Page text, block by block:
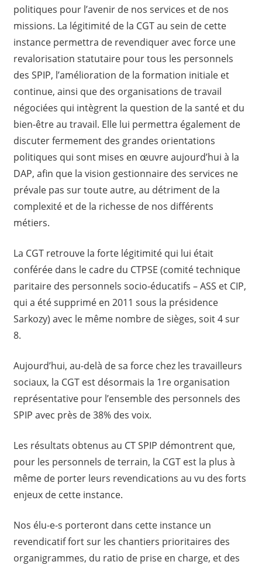
politiques pour l’avenir de nos services et de nos
missions. La légitimité de la CGT au sein de cette
instance permettra de revendiquer avec force une
revalorisation statutaire pour tous les personnels
des SPIP, l’amélioration de la formation initiale et
continue, ainsi que des organisations de travail
négociées qui intègrent la question de la santé et du
bien-être au travail. Elle lui permettra également de
discuter fermement des grandes orientations
politiques qui sont mises en œuvre aujourd’hui à la
DAP, afin que la vision gestionnaire des services ne
prévale pas sur toute autre, au détriment de la
complexité et de la richesse de nos différents
métiers.
La CGT retrouve la forte légitimité qui lui était
conférée dans le cadre du CTPSE (comité technique
paritaire des personnels socio-éducatifs – ASS et CIP,
qui a été supprimé en 2011 sous la présidence
Sarkozy) avec le même nombre de sièges, soit 4 sur
8.
Aujourd’hui, au-delà de sa force chez les travailleurs
sociaux, la CGT est désormais la 1re organisation
représentative pour l’ensemble des personnels des
SPIP avec près de 38% des voix.
Les résultats obtenus au CT SPIP démontrent que,
pour les personnels de terrain, la CGT est la plus à
même de porter leurs revendications au vu des forts
enjeux de cette instance.
Nos élu-e-s porteront dans cette instance un
revendicatif fort sur les chantiers prioritaires des
organigrammes, du ratio de prise en charge, et des